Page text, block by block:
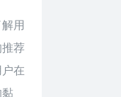
用
荐
在